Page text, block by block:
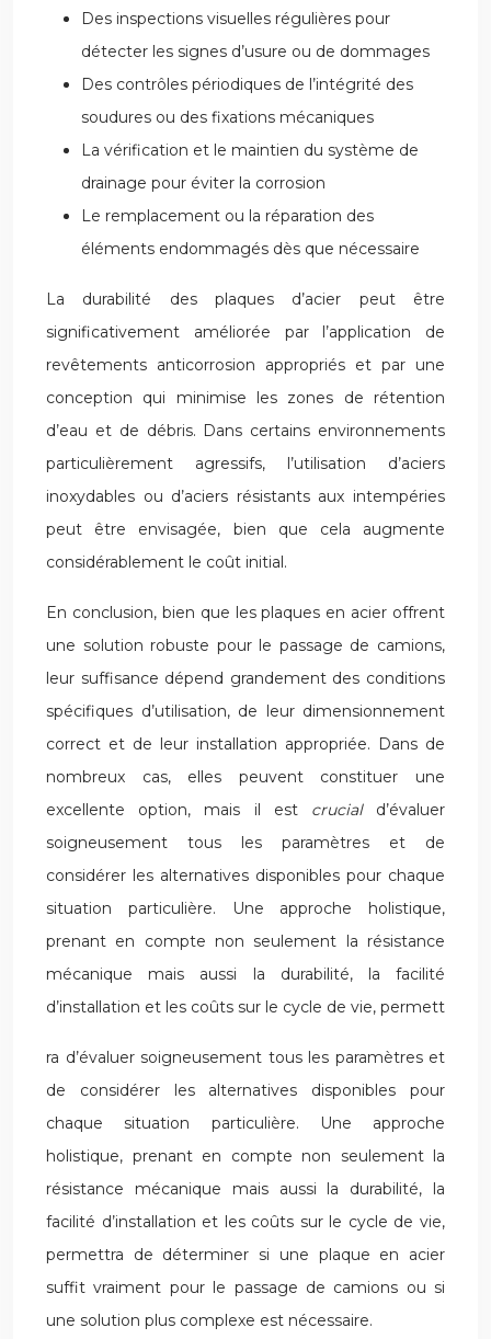
Des inspections visuelles régulières pour
détecter les signes d’usure ou de dommages
Des contrôles périodiques de l’intégrité des
soudures ou des fixations mécaniques
La vérification et le maintien du système de
drainage pour éviter la corrosion
Le remplacement ou la réparation des
éléments endommagés dès que nécessaire
La durabilité des plaques d’acier peut être
significativement améliorée par l’application de
revêtements anticorrosion appropriés et par une
conception qui minimise les zones de rétention
d’eau et de débris. Dans certains environnements
particulièrement agressifs, l’utilisation d’aciers
inoxydables ou d’aciers résistants aux intempéries
peut être envisagée, bien que cela augmente
considérablement le coût initial.
En conclusion, bien que les plaques en acier offrent
une solution robuste pour le passage de camions,
leur suffisance dépend grandement des conditions
spécifiques d’utilisation, de leur dimensionnement
correct et de leur installation appropriée. Dans de
nombreux cas, elles peuvent constituer une
excellente option, mais il est crucial d’évaluer
soigneusement tous les paramètres et de
considérer les alternatives disponibles pour chaque
situation particulière. Une approche holistique,
prenant en compte non seulement la résistance
mécanique mais aussi la durabilité, la facilité
d’installation et les coûts sur le cycle de vie, permett
ra d’évaluer soigneusement tous les paramètres et
de considérer les alternatives disponibles pour
chaque situation particulière. Une approche
holistique, prenant en compte non seulement la
résistance mécanique mais aussi la durabilité, la
facilité d’installation et les coûts sur le cycle de vie,
permettra de déterminer si une plaque en acier
suffit vraiment pour le passage de camions ou si
une solution plus complexe est nécessaire.